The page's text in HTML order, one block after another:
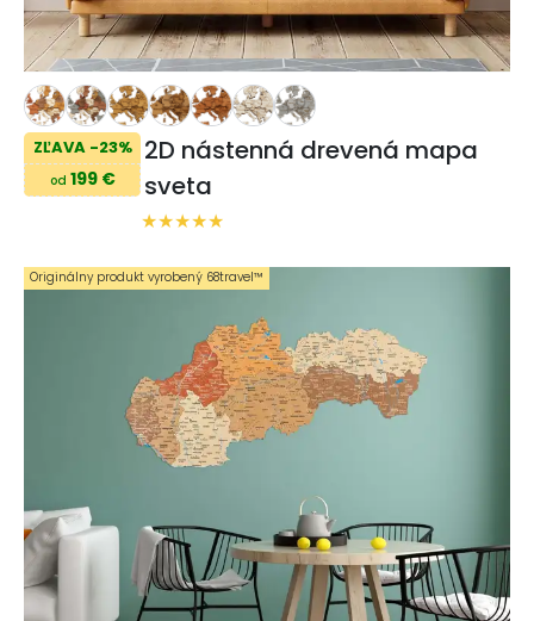
ZĽAVA -23%
od 199 €
2D nástenná drevená mapa
sveta
Originálny produkt vyrobený 68travel™️